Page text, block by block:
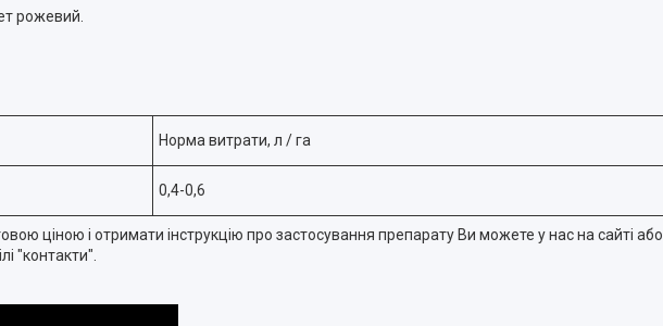
рожевий.
Норма витрати, л / га
0,4-0,6
ціною і отримати інструкцію про застосування препарату Ви можете у нас на сайті або
"контакти".